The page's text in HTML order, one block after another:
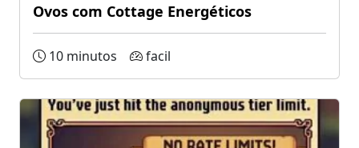
Ovos com Cottage Energéticos
10 minutos facil